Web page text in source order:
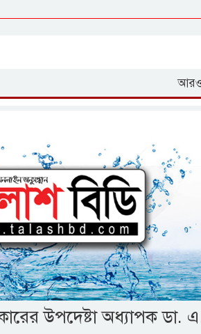
উপদেষ্টা অধ্যাপক ডা.